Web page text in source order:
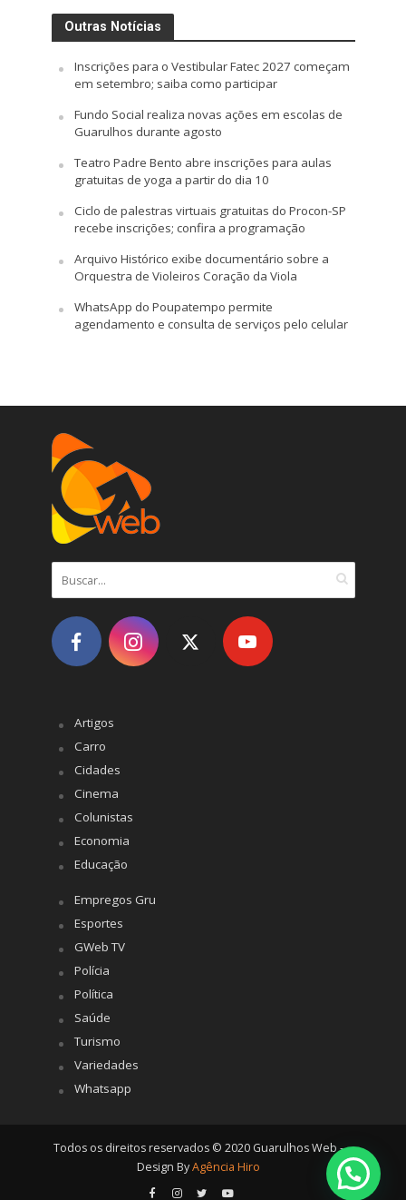
Outras Notícias
Inscrições para o Vestibular Fatec 2027 começam
em setembro; saiba como participar
Fundo Social realiza novas ações em escolas de
Guarulhos durante agosto
Teatro Padre Bento abre inscrições para aulas
gratuitas de yoga a partir do dia 10
Ciclo de palestras virtuais gratuitas do Procon-SP
recebe inscrições; confira a programação
Arquivo Histórico exibe documentário sobre a
Orquestra de Violeiros Coração da Viola
WhatsApp do Poupatempo permite
agendamento e consulta de serviços pelo celular
Artigos
Carro
Cidades
Cinema
Colunistas
Economia
Educação
Empregos Gru
Esportes
GWeb TV
Polícia
Política
Saúde
Turismo
Variedades
Whatsapp
Todos os direitos reservados © 2020 Guarulhos Web -
Design ByAgência Hiro